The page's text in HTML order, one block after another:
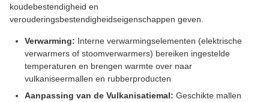
koudebestendigheid en
verouderingsbestendigheidseigenschappen geven.
Verwarming: Interne verwarmingselementen (elektrische
verwarmers of stoomverwarmers) bereiken ingestelde
temperaturen en brengen warmte over naar
vulkaniseermallen en rubberproducten
Aanpassing van de Vulkanisatiemal: Geschikte mallen